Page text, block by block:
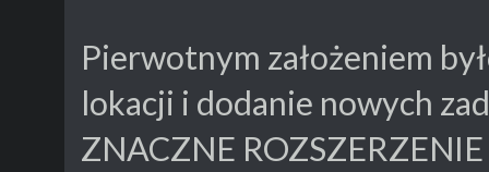
Pierwotnym założeniem
lokacji i dodanie nowych
ZNACZNE